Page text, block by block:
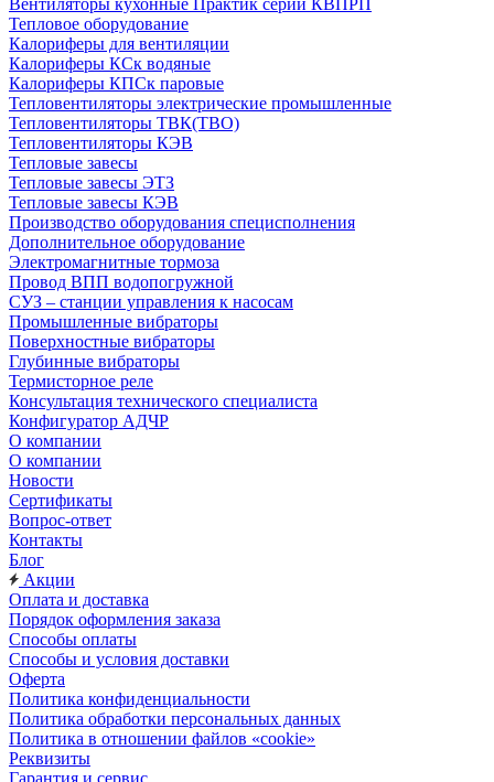
Вентиляторы кухонные Практик серии КВПРП
Тепловое оборудование
Калориферы для вентиляции
Калориферы КСк водяные
Калориферы КПСк паровые
Тепловентиляторы электрические промышленные
Тепловентиляторы ТВК(ТВО)
Тепловентиляторы КЭВ
Тепловые завесы
Тепловые завесы ЭТЗ
Тепловые завесы КЭВ
Производство оборудования специсполнения
Дополнительное оборудование
Электромагнитные тормоза
Провод ВПП водопогружной
СУЗ – станции управления к насосам
Промышленные вибраторы
Поверхностные вибраторы
Глубинные вибраторы
Термисторное реле
Консультация технического специалиста
Конфигуратор АДЧР
О компании
О компании
Новости
Сертификаты
Вопрос-ответ
Контакты
Блог
Акции
Оплата и доставка
Порядок оформления заказа
Способы оплаты
Способы и условия доставки
Оферта
Политика конфиденциальности
Политика обработки персональных данных
Политика в отношении файлов «cookie»
Реквизиты
Гарантия и сервис